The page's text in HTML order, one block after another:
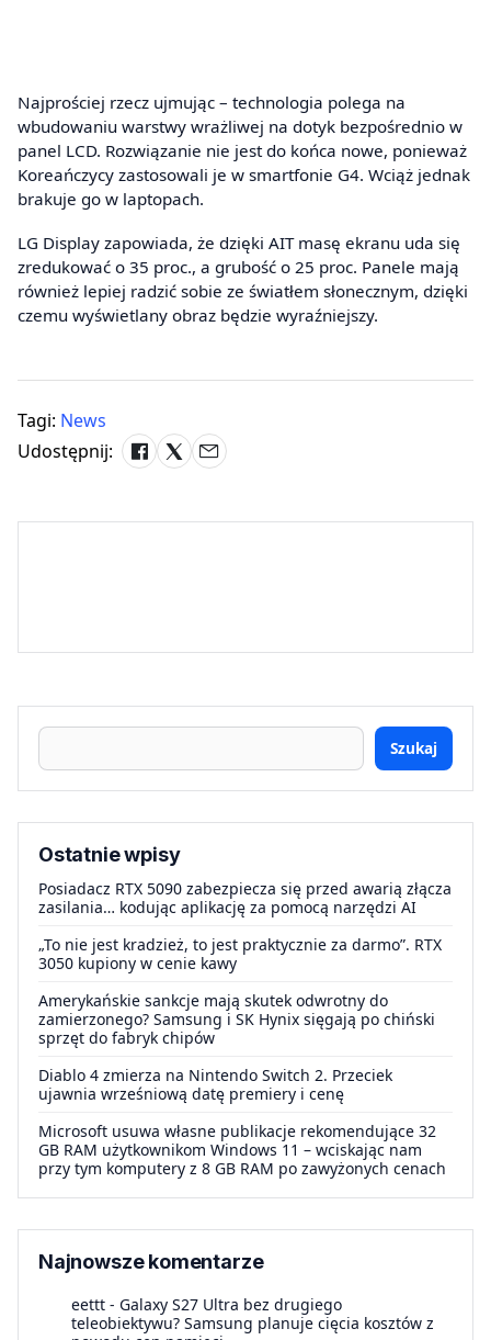
Najprościej rzecz ujmując – technologia polega na
wbudowaniu warstwy wrażliwej na dotyk bezpośrednio w
panel LCD. Rozwiązanie nie jest do końca nowe, ponieważ
Koreańczycy zastosowali je w smartfonie G4. Wciąż jednak
brakuje go w laptopach.
LG Display zapowiada, że dzięki AIT masę ekranu uda się
zredukować o 35 proc., a grubość o 25 proc. Panele mają
również lepiej radzić sobie ze światłem słonecznym, dzięki
czemu wyświetlany obraz będzie wyraźniejszy.
Tagi: News
Udostępnij:
Szukaj
Ostatnie wpisy
Posiadacz RTX 5090 zabezpiecza się przed awarią złącza
zasilania… kodując aplikację za pomocą narzędzi AI
„To nie jest kradzież, to jest praktycznie za darmo”. RTX
3050 kupiony w cenie kawy
Amerykańskie sankcje mają skutek odwrotny do
zamierzonego? Samsung i SK Hynix sięgają po chiński
sprzęt do fabryk chipów
Diablo 4 zmierza na Nintendo Switch 2. Przeciek
ujawnia wrześniową datę premiery i cenę
Microsoft usuwa własne publikacje rekomendujące 32
GB RAM użytkownikom Windows 11 – wciskając nam
przy tym komputery z 8 GB RAM po zawyżonych cenach
Najnowsze komentarze
eettt - Galaxy S27 Ultra bez drugiego
teleobiektywu? Samsung planuje cięcia kosztów z